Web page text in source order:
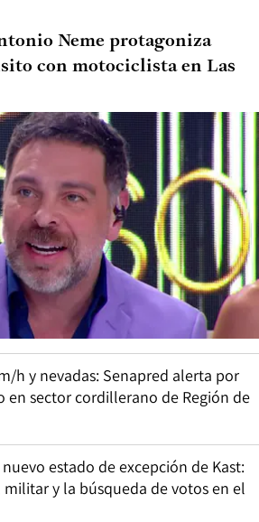
Neme protagoniza
con motociclista en Las
h y nevadas: Senapred alerta por
sector cordillerano de Región de
estado de excepción de Kast:
y la búsqueda de votos en el